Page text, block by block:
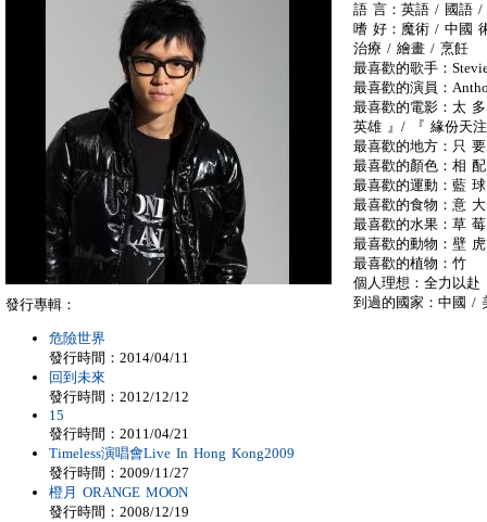
語 言：英語 / 國語 /
嗜 好：魔術 / 中國
治療 / 繪畫 / 烹飪
最喜歡的歌手：
最喜歡的演員：
最喜歡的電影：太
英雄 』/ 『 緣份天
最喜歡的地方：只
最喜歡的顏色：相
最喜歡的運動：藍
最喜歡的食物：意
最喜歡的水果：草 莓
最喜歡的動物：壁
最喜歡的植物：竹
個人理想：全力以
到過的國家：中國 /
發行專輯：
危險世界
發行時間：2014/04/11
回到未來
發行時間：2012/12/12
15
發行時間：2011/04/21
Timeless演唱會Live In Hong Kong2009
發行時間：2009/11/27
橙月 ORANGE MOON
發行時間：2008/12/19